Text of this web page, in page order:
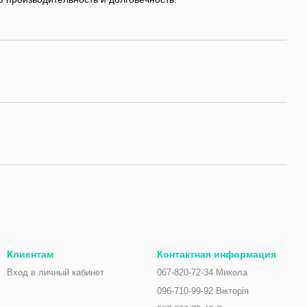
Клиентам
Вход в личный кабинет
Контактная информация
067-820-72-34 Микола
096-710-99-92 Вікторія